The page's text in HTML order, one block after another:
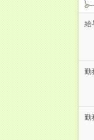
給
勤
勤